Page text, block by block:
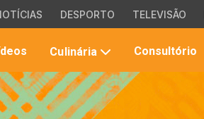
DESPORTO TELEVISÃO
Culinária Consultório